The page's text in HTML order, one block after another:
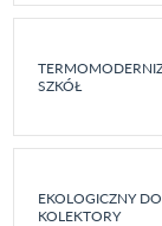
SZKÓŁ
EKOLOGICZNY
KOLEKTORY